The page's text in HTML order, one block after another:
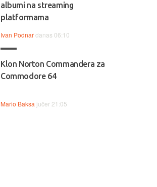
albumi na streaming
platformama
Ivan Podnardanas 06:10
Klon Norton Commandera za
Commodore 64
Mario Baksa jučer 21:05